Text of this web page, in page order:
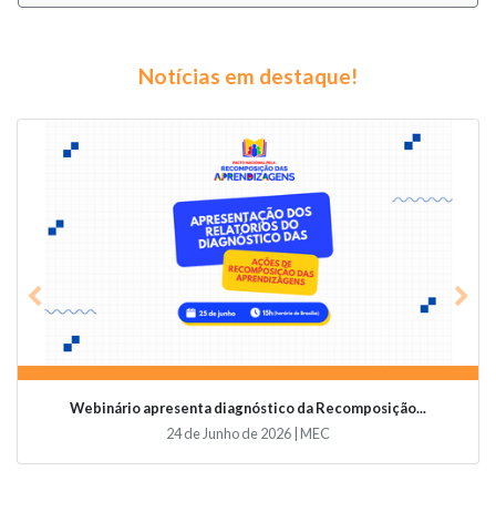
Notícias em destaque!
Webinário apresenta diagnóstico da Recomposição...
24 de Junho de 2026 | MEC
Previous